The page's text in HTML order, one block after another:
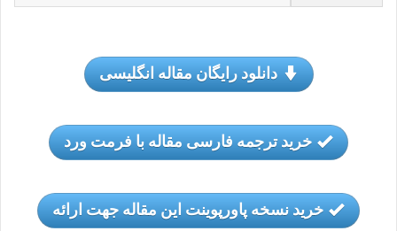
دانلود رایگان مقاله انگلیسی
خرید ترجمه فارسی مقاله با فرمت ورد
خرید نسخه پاورپوینت این مقاله جهت ارائه